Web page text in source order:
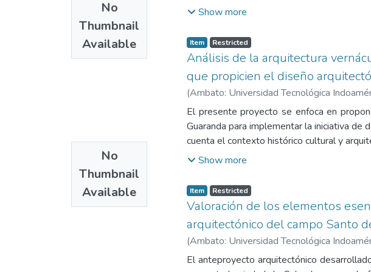
No
Thumbnail
Available
y equidad social en grupos vulnerables y
específica, idónea para el centro del día
7,236 personas. En este proyecto
Económica y social, se conjugaran datos
discapacidades CONADIS, además de
con ciertas experiencias con respecto al
Show more
No
Thumbnail
Available
Item Restricted
Análisis de la arquitectura
que propicien el diseño
(Ambato: Universidad Tecnológica
El presente proyecto se enfoca en
Guaranda para implementar la iniciativa de
cuenta el contexto histórico cultural y
cultural a las minas de sal, donde el
materiales en arquitectura vernácula y
arquitectónico.
Show more
Item Restricted
Valoración de los elementos
arquitectónico del campo Santo
(Ambato: Universidad Tecnológica
El anteproyecto arquitectónico